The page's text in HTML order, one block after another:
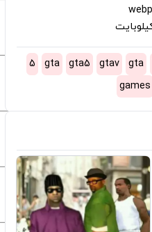
gta
gtav
gta5
gta
5
games